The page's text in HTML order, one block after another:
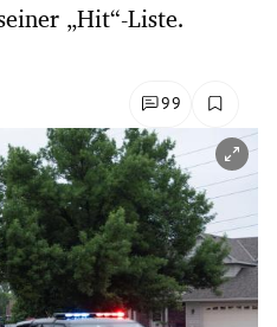
„Hit“-Liste.
99